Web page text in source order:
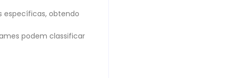
específicas, obtendo
podem classificar